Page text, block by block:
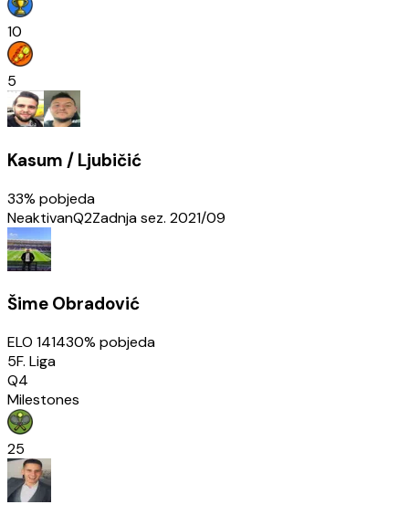
10
5
Kasum / Ljubičić
33% pobjeda
NeaktivanQ2Zadnja sez. 2021/09
Šime Obradović
ELO 141430% pobjeda
5F. Liga
Q4
Milestones
25